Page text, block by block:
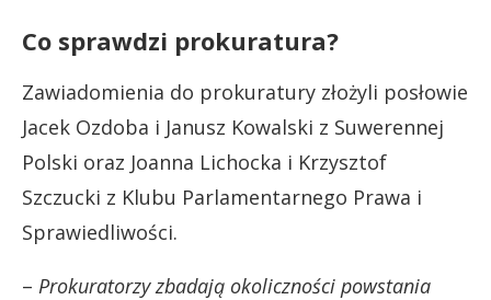
Co sprawdzi prokuratura?
Zawiadomienia do prokuratury złożyli posłowie
Jacek Ozdoba i Janusz Kowalski z Suwerennej
Polski oraz Joanna Lichocka i Krzysztof
Szczucki z Klubu Parlamentarnego Prawa i
Sprawiedliwości.
– Prokuratorzy zbadają okoliczności powstania